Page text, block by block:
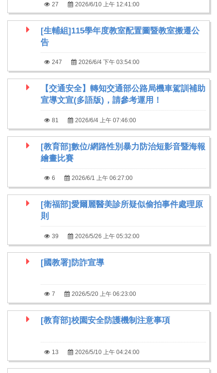
27 2026/6/10 上午 12:41:00
[生輔組]115學年度教室配置圖暨教室搬遷公
告
247 2026/6/4 下午 03:54:00
【交通安全】轉知交通部公路局機車駕訓補助
宣導文宣(多語版)，請參考運用！
81 2026/6/4 上午 07:46:00
[教育部]數位/網路性別暴力防治短影音暨海報
繪畫比賽
6 2026/6/1 上午 06:27:00
[衛福部]愛爾麗醫美診所疑似偷拍事件處理原
則
39 2026/5/26 上午 05:32:00
[國教署]防詐宣導
7 2026/5/20 上午 06:23:00
[教育部]校園安全防護機制注意事項
13 2026/5/10 上午 04:24:00